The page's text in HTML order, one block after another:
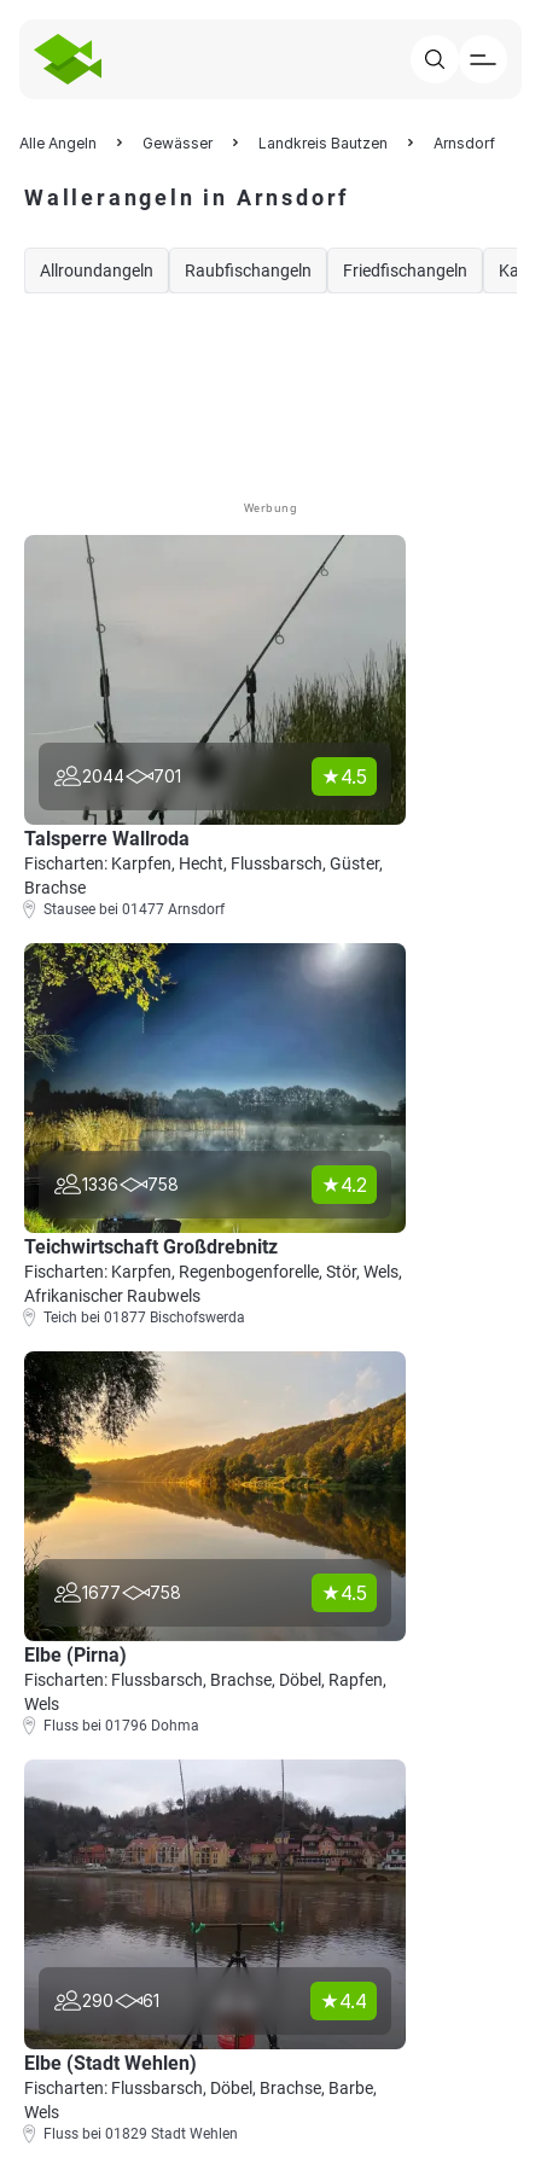
Alle Angeln Gewässer Landkreis Bautzen Arnsdorf
Wallerangeln in Arnsdorf
Allroundangeln Raubfischangeln Friedfischangeln
Werbung
2044 701 4.5
Talsperre Wallroda
Fischarten: Karpfen, Hecht, Flussbarsch, Güster,
Brachse
Stausee bei 01477 Arnsdorf
1336 758 4.2
Teichwirtschaft Großdrebnitz
Fischarten: Karpfen, Regenbogenforelle, Stör, Wels,
Afrikanischer Raubwels
Teich bei 01877 Bischofswerda
1677 758 4.5
Elbe (Pirna)
Fischarten: Flussbarsch, Brachse, Döbel, Rapfen,
Wels
Fluss bei 01796 Dohma
290 61 4.4
Elbe (Stadt Wehlen)
Fischarten: Flussbarsch, Döbel, Brachse, Barbe,
Wels
Fluss bei 01829 Stadt Wehlen